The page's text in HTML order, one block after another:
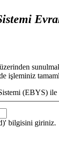
işleminiz
(EBYS)
bilgisini giriniz.